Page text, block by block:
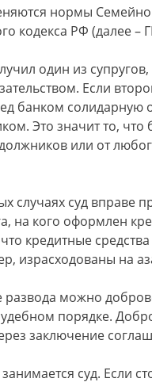
нормы
кодекса РФ (далее –
один из
Если
банком солидарную
Это значит то, что
или от
случаях суд вправе
на кого оформлен
что кредитные
израсходованы на
развода можно
порядке.
заключение
суд. Если